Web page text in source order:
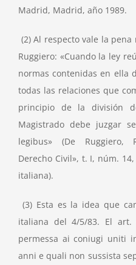
Madrid, Madrid, año 1989.
(2) Al respecto vale la
Ruggiero: «Cuando la ley
normas contenidas en ella
todas las relaciones que
principio de la división
Magistrado debe juzgar
legibus» (De Ruggiero,
Derecho Civil», t. I, núm.
italiana).
(3) Esta es la idea que
italiana del 4/5/83. El art.
permessa ai coniugi uniti
anni e quali non sussista